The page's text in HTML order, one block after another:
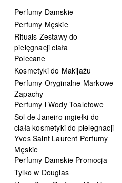
Perfumy Damskie
Perfumy Męskie
Rituals Zestawy do
pielęgnacji ciała
Polecane
Kosmetyki do Makijażu
Perfumy Oryginalne Markowe
Zapachy
Perfumy i Wody Toaletowe
Sol de Janeiro mgiełki do
ciała kosmetyki do pielęgnacji
Yves Saint Laurent Perfumy
Męskie
Perfumy Damskie Promocja
Tylko w Douglas